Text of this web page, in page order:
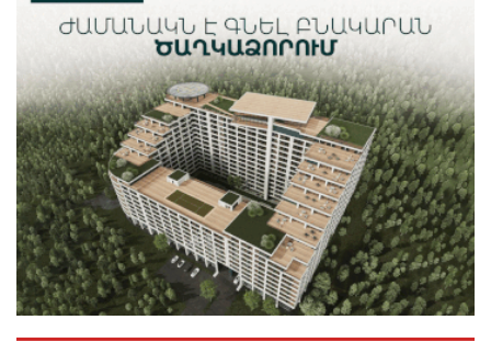
Հեշտ չէ կաթողիկոս դատելը, անգամ
դատավորներն են հրաժարվում, հասկանում են, որ
հետևանք կունենա
21 ժամ առաջ
Սխալ հարցից ճիշտ պատասխան չի ծնվում. Մհեր
Ավետիսյան
23 ժամ առաջ
Պետությունը կարծիքներով չի կառավարվում. այն
կառավարվում է գիտելիքով ու